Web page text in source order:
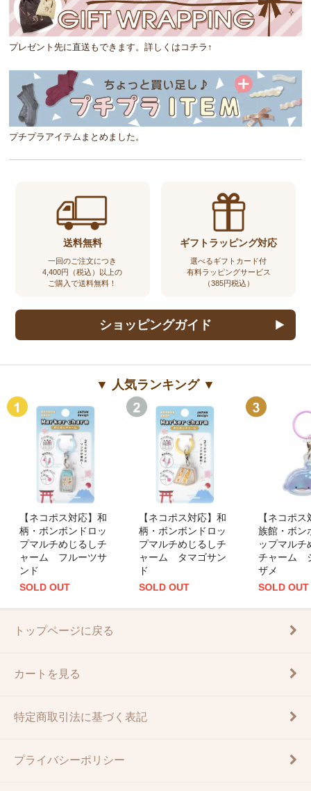
プレゼント先に直送もできます。詳しくはコチラ↑
プチプラアイテムまとめました。
送料無料
一回のご注文につき
4,400円（税込）以上の
ご購入で送料無料！
ギフトラッピング対応
選べるギフトカード付
有料ラッピングサービス
（385円税込）
ショッピングガイド
▼ 人気ランキング ▼
【ネコポス対応】和
柄・ボンボンドロッ
プマルチめじるしチ
ャーム フルーツサ
ンド
SOLD OUT
【ネコポス対応】和
柄・ボンボンドロッ
プマルチめじるしチ
ャーム タマゴサン
ド
SOLD OUT
【ネコポ
族館・ボン
ップマルチ
チャーム
ザメ
SOLD OUT
トップページに戻る
カートを見る
特定商取引法に基づく表記
プライバシーポリシー